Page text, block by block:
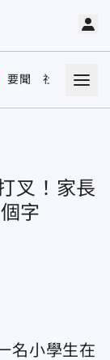
要聞 社會 娛樂
叉！家長
字
名小學生在